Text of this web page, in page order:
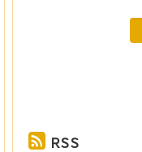
RSS